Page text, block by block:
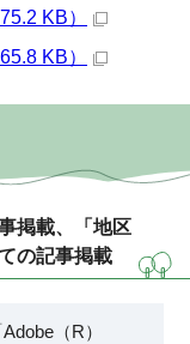
KB）
KB）
掲載、「地区
の記事掲載
（R）